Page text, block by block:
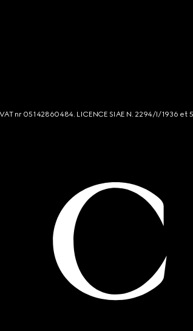
nr 05142860484. LICENCE SIAE N. 2294/I/1936 et